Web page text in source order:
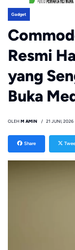
Gadget
Resmi
yang
Buka
OLEH M AMIN 21 JUNI, 2026
Share